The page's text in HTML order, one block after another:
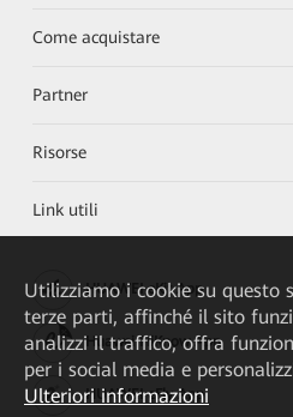
Come acquistare
Partner
Risorse
Link utili
HUAWEI eKit App
Huawei HiKnow App
HUAWEI eFly App
Utilizziamo i cookie su questo
terze parti, affinché il sito
analizzi il traffico, offra
per i social media e
Ulteriori informazioni